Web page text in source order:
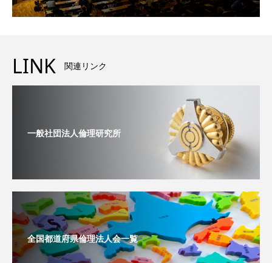
LINK 関連リンク
一般社団法人倫理研究所
全国都道府県倫理法人会一覧